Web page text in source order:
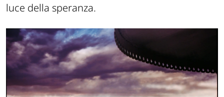
luce della speranza.